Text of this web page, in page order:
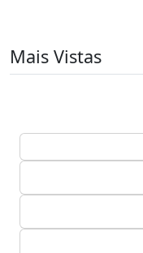
Mais Vistas